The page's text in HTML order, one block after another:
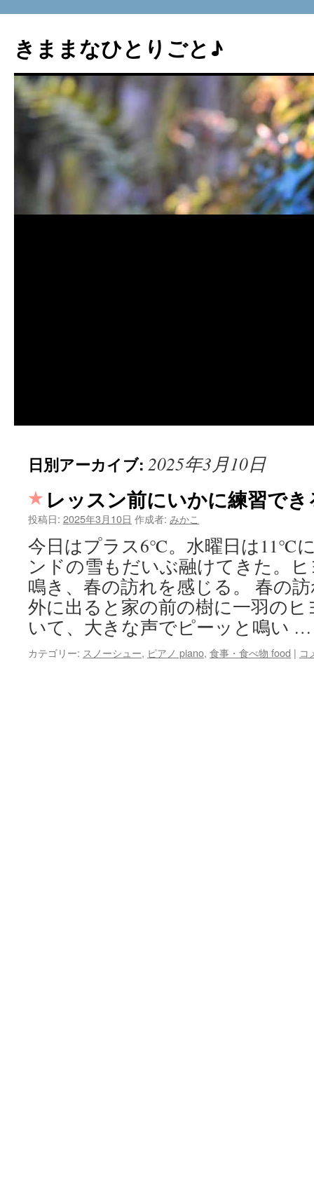
テ
ン
ス
キ
きままなひとりごと♪
日別アーカイブ: 2025年3月10日
レッスン前にいかに練習で
投稿日: 2025年3月10日 作成者: みかこ
今日はプラス6℃。水曜日は11℃
ンドの雪もだいぶ融けてきた。
鳴き、春の訪れを感じる。 春の
外に出ると家の前の樹に一羽の
いて、大きな声でピーッと鳴い
カテゴリー: スノーシュー, ピアノ piano, 食事・食べ物 food | コ